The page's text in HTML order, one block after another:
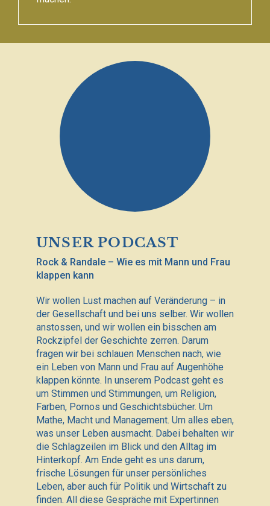
UNSER PODCAST
Rock & Randale – Wie es mit Mann und Frau
klappen kann
Wir wollen Lust machen auf Veränderung – in
der Gesellschaft und bei uns selber. Wir wollen
anstossen, und wir wollen ein bisschen am
Rockzipfel der Geschichte zerren. Darum
fragen wir bei schlauen Menschen nach, wie
ein Leben von Mann und Frau auf Augenhöhe
klappen könnte. In unserem Podcast geht es
um Stimmen und Stimmungen, um Religion,
Farben, Pornos und Geschichtsbücher. Um
Mathe, Macht und Management. Um alles eben,
was unser Leben ausmacht. Dabei behalten wir
die Schlagzeilen im Blick und den Alltag im
Hinterkopf. Am Ende geht es uns darum,
frische Lösungen für unser persönliches
Leben, aber auch für Politik und Wirtschaft zu
finden. All diese Gespräche mit Expertinnen